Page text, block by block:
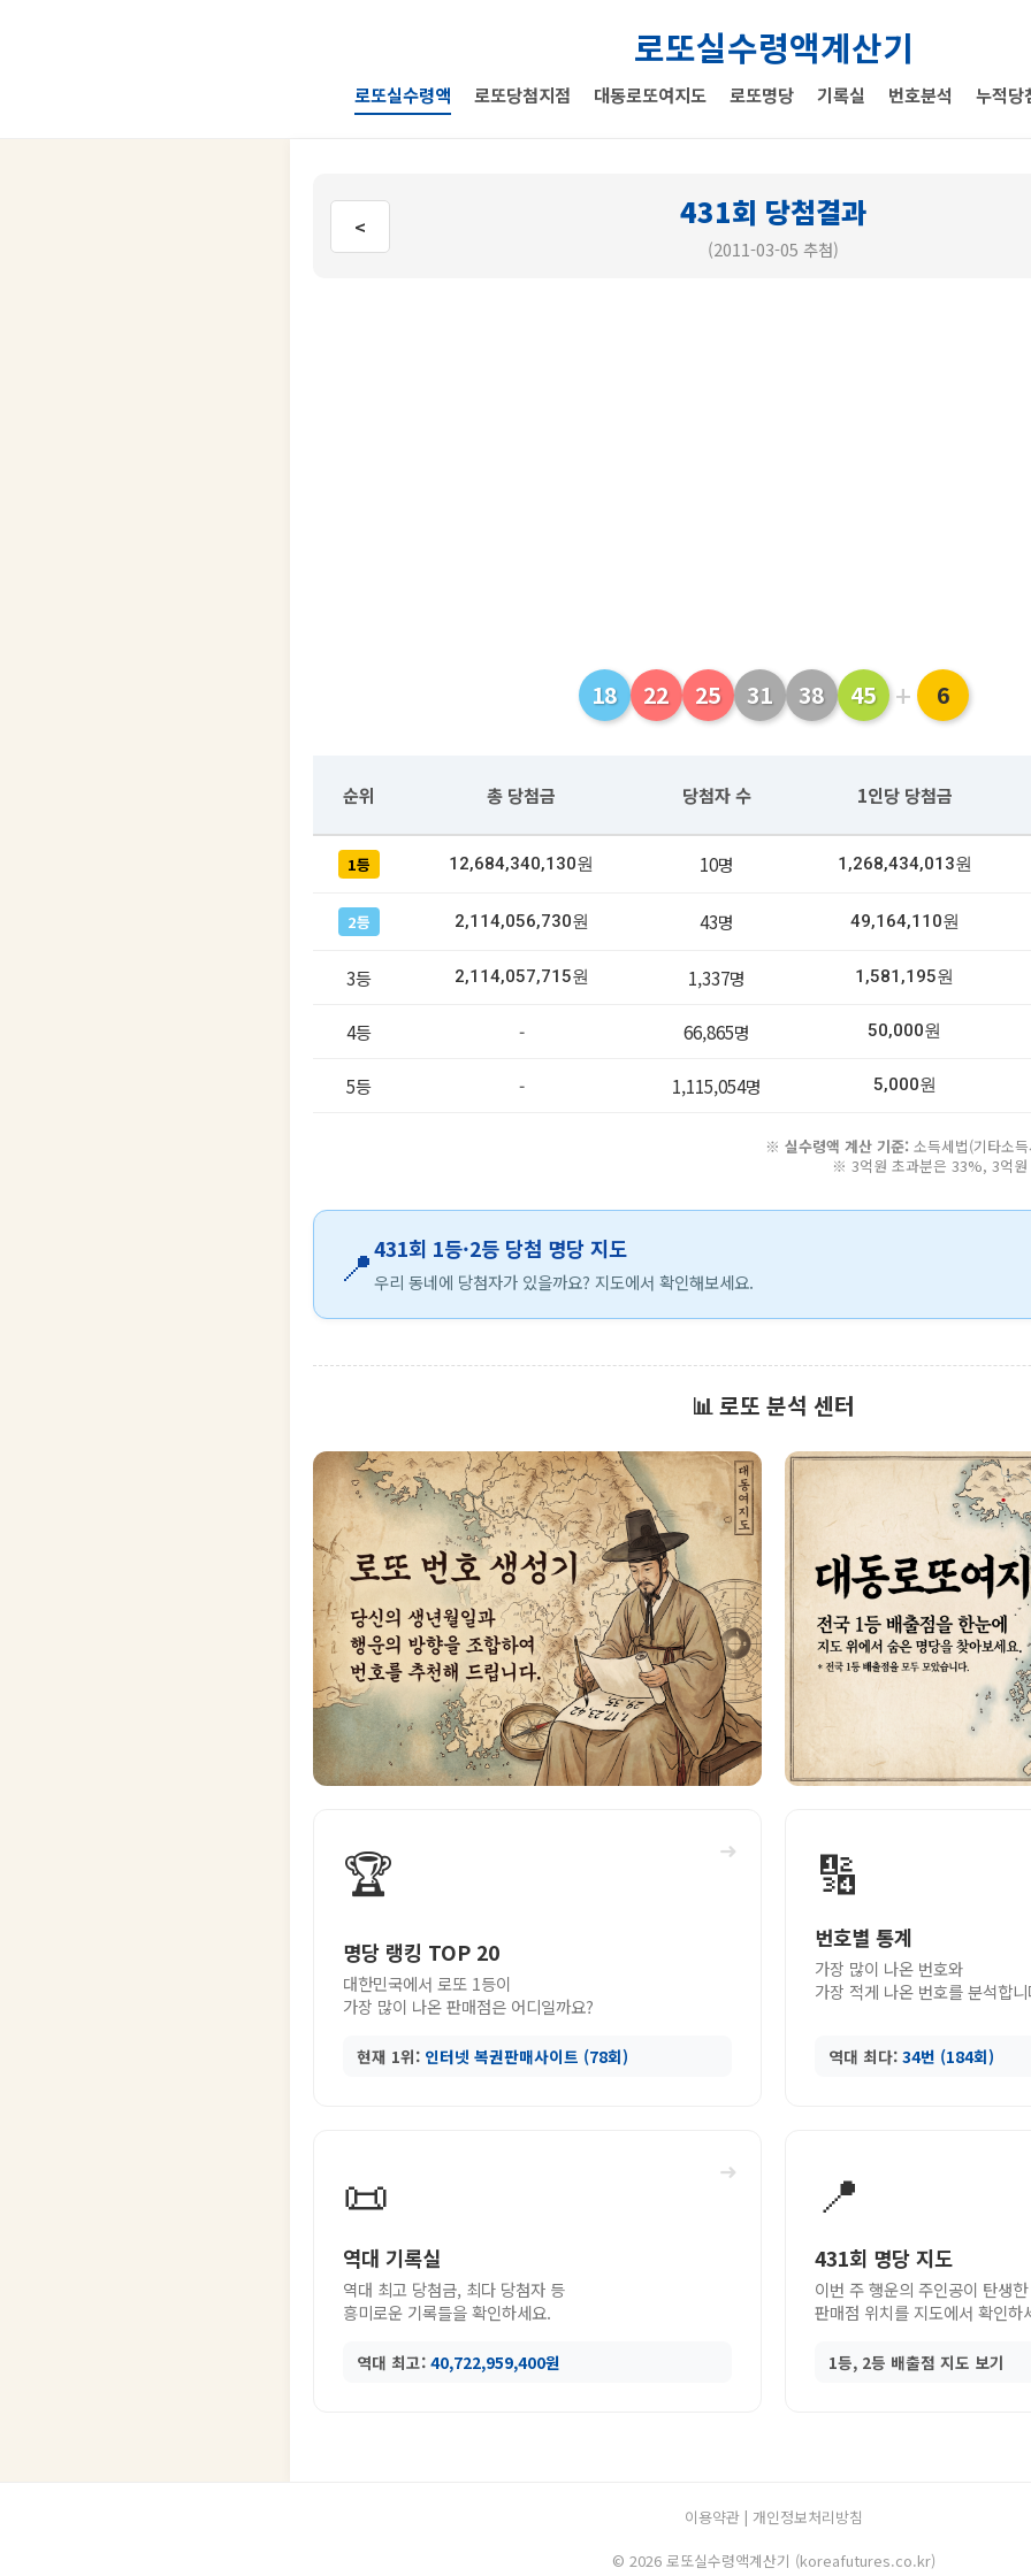
로또실수령액계산기
로또실수령액 로또당첨지점 대동로또여지도 로또명당 기록실 번호분석 누적당
< 431회 당첨결과
(2011-03-05 추첨)
18 22 25 31 38 45 + 6
순위 총 당첨금 당첨자 수 1인당 당첨금
1등 12,684,340,130원 10명 1,268,434,013원
2등 2,114,056,730원 43명 49,164,110원
3등 2,114,057,715원 1,337명 1,581,195원
4등 - 66,865명 50,000원
5등 - 1,115,054명 5,000원
※ 실수령액 계산 기준: 소득세법(기타소
※ 3억원 초과분은 33%, 3억
📍431회 1등·2등 당첨 명당 지도
우리 동네에 당첨자가 있을까요? 지도에서 확인해보세요.
📊 로또 분석 센터
➜
🏆
명당 랭킹 TOP 20
대한민국에서 로또 1등이
가장 많이 나온 판매점은 어디일까요?
현재 1위: 인터넷 복권판매사이트 (78회)
🔢
번호별 통계
가장 많이 나온 번호와
가장 적게 나온 번호를 분석합
역대 최다: 34번 (184회)
➜
📜
역대 기록실
역대 최고 당첨금, 최다 당첨자 등
흥미로운 기록들을 확인하세요.
역대 최고: 40,722,959,400원
📍
431회 명당 지도
이번 주 행운의 주인공이 탄생한
판매점 위치를 지도에서 확인하
1등, 2등 배출점 지도 보기
이용약관| 개인정보처리방침
© 2026 로또실수령액계산기 (koreafutures.co.kr)